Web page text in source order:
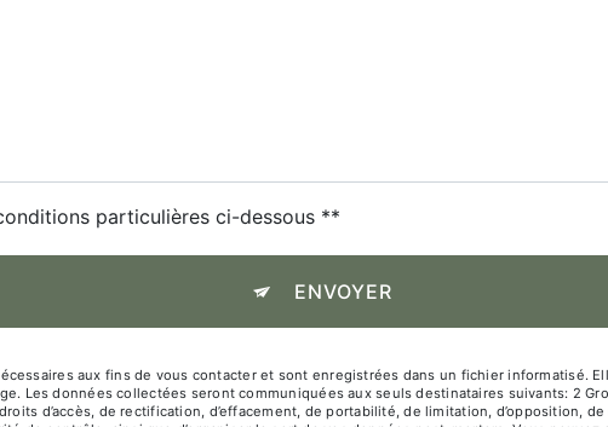
particulières ci-dessous **
ENVOYER
aux fins de vous contacter et sont enregistrées dans un fichier informatisé.
Les données collectées seront communiquées aux seuls destinataires suivants: 2
d’accès, de rectification, d’effacement, de portabilité, de limitation, d’opposition,